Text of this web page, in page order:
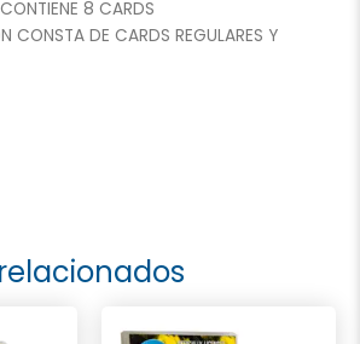
8 CARDS
CONSTA DE CARDS REGULARES Y